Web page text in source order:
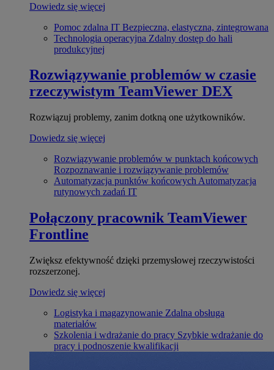
Dowiedz się więcej
Pomoc zdalna IT Bezpieczna, elastyczna, zintegrowana
Technologia operacyjna Zdalny dostęp do hali
produkcyjnej
Rozwiązywanie problemów w czasie
rzeczywistym TeamViewer DEX
Rozwiązuj problemy, zanim dotkną one użytkowników.
Dowiedz się więcej
Rozwiązywanie problemów w punktach końcowych
Rozpoznawanie i rozwiązywanie problemów
Automatyzacja punktów końcowych Automatyzacja
rutynowych zadań IT
Połączony pracownik TeamViewer
Frontline
Zwiększ efektywność dzięki przemysłowej rzeczywistości
rozszerzonej.
Dowiedz się więcej
Logistyka i magazynowanie Zdalna obsługa
materiałów
Szkolenia i wdrażanie do pracy Szybkie wdrażanie do
pracy i podnoszenie kwalifikacji